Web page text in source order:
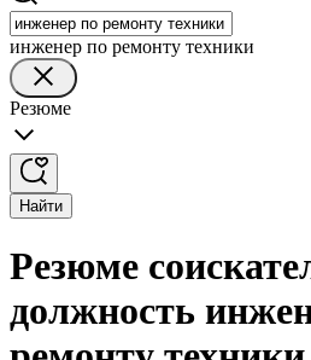
инженер по ремонту техники
Резюме
Найти
Резюме
должность